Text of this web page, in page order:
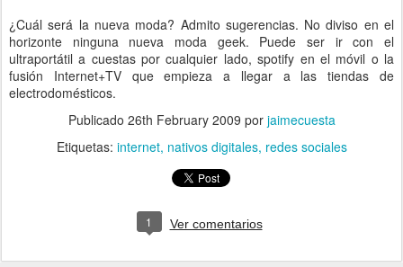
¿Cuál será la nueva moda? Admito sugerencias. No diviso en el
horizonte ninguna nueva moda geek. Puede ser ir con el
ultraportátil a cuestas por cualquier lado, spotify en el móvil o la
fusión Internet+TV que empieza a llegar a las tiendas de
electrodomésticos.
Publicado 26th February 2009 por jaimecuesta
Etiquetas: internet nativos digitales redes sociales
1 Ver comentarios